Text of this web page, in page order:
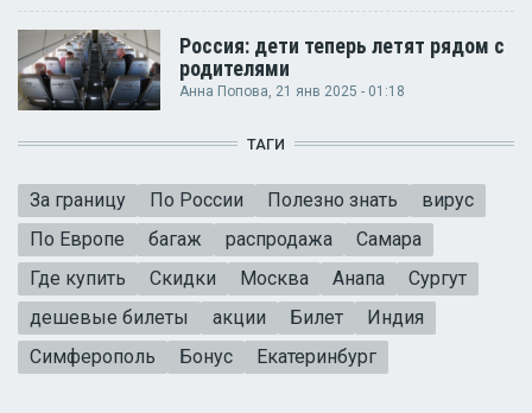
Россия: дети теперь летят рядом с
родителями
Анна Попова, 21 янв 2025 - 01:18
ТАГИ
За границу По России Полезно знать
вирус
По Европе
багаж распродажа
Самара
Где купить
Скидки Москва Анапа
Сургут
дешевые билеты
акции Билет
Индия
Симферополь
Бонус Екатеринбург